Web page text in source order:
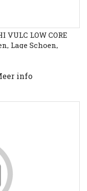
LOW CORE
Lage Schoen,
Look
info